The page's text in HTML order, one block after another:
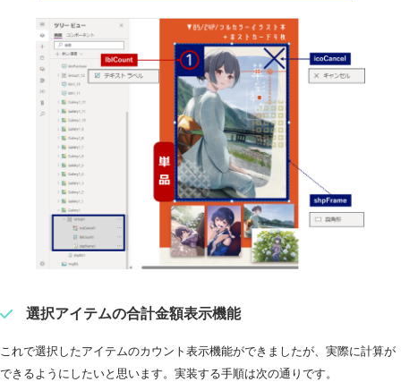
選択アイテムの合計金額表示機能
これで選択したアイテムのカウント表示機能ができましたが、実際に計算が
できるようにしたいと思います。実装する手順は次の通りです。